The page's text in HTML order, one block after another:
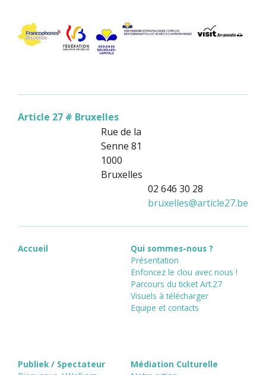
Article 27 # Bruxelles
Rue de la
Senne 81
1000
Bruxelles
02 646 30 28
bruxelles@article27.be
Accueil
Qui sommes-nous ?
Présentation
Enfoncez le clou avec nous !
Parcours du ticket Art.27
Visuels à télécharger
Equipe et contacts
Publiek / Spectateur
Médiation Culturelle